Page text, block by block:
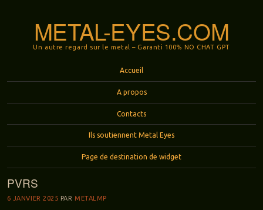
METAL-EYES.COM
Un autre regard sur le metal – Garanti 100% NO CHAT GPT
Accueil
A propos
Contacts
Ils soutiennent Metal Eyes
Page de destination de widget
PVRS
6 JANVIER 2025 PAR METALMP